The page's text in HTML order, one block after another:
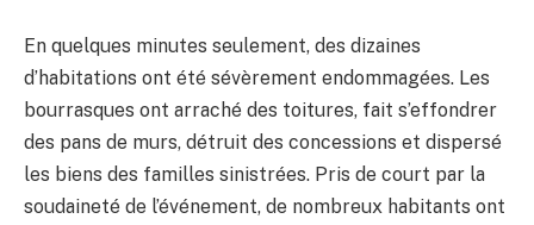
En quelques minutes seulement, des dizaines
d’habitations ont été sévèrement endommagées. Les
bourrasques ont arraché des toitures, fait s’effondrer
des pans de murs, détruit des concessions et dispersé
les biens des familles sinistrées. Pris de court par la
soudaineté de l’événement, de nombreux habitants ont